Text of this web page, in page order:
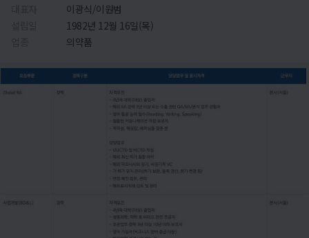
이광식/이원범
1982년 12월 16일(목)
의약품